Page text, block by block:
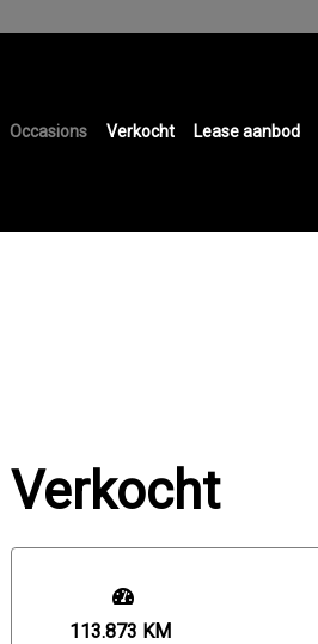
Occasions Verkocht Lease aanbod
Verkocht
113.873 KM